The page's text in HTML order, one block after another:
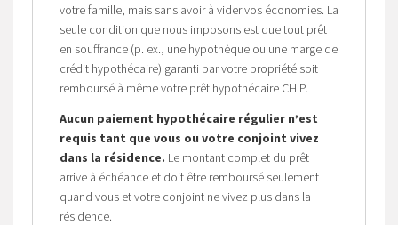
votre famille, mais sans avoir à vider vos économies. La
seule condition que nous imposons est que tout prêt
en souffrance (p. ex., une hypothèque ou une marge de
crédit hypothécaire) garanti par votre propriété soit
remboursé à même votre prêt hypothécaire CHIP.
Aucun paiement hypothécaire régulier n’est
requis tant que vous ou votre conjoint vivez
dans la résidence. Le montant complet du prêt
arrive à échéance et doit être remboursé seulement
quand vous et votre conjoint ne vivez plus dans la
résidence.